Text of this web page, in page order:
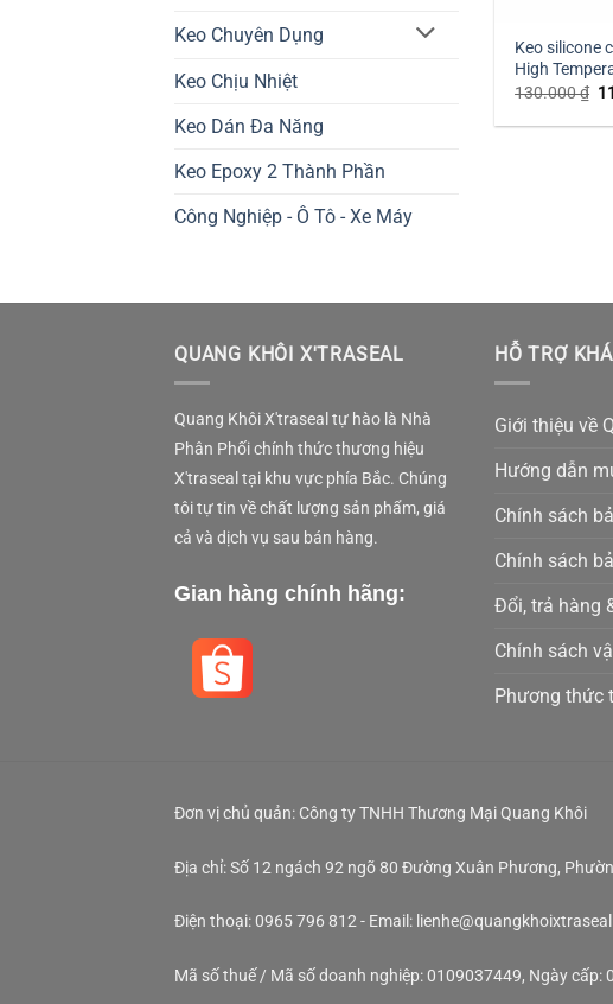
Keo Chuyên Dụng
Keo Chịu Nhiệt
Keo Dán Đa Năng
Keo Epoxy 2 Thành Phần
Công Nghiệp - Ô Tô - Xe Máy
Keo silicone
High
130.000₫
là:
QUANG KHÔI X'TRASEAL
Quang Khôi X'traseal tự hào là Nhà
Phân Phối chính thức thương hiệu
X'traseal tại khu vực phía Bắc. Chúng
tôi tự tin về chất lượng sản phẩm, giá
cả và dịch vụ sau bán hàng.
Gian hàng chính hãng:
HỖ TRỢ
Giới thiệu về
Hướng dẫn
Chính sách
Chính sách
Đổi, trả hàng
Chính sách
Phương thức
Đơn vị chủ quản: Công ty TNHH Thương Mại Quang Khôi
Địa chỉ: Số 12 ngách 92 ngõ 80 Đường Xuân Phương,
Điện thoại: 0965 796 812 - Email:
Mã số thuế / Mã số doanh nghiệp: 0109037449, Ngày cấp: